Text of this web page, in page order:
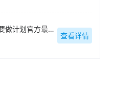
我要做计划官方最新版
查看详情